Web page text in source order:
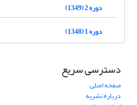
دوره 2 (1349)
دوره 1 (1348)
دسترسی سریع
صفحه اصلی
درباره نشریه